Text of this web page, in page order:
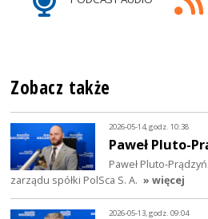
Zobacz także
2026-05-14, godz. 10:38
Paweł Pluto-
Paweł Pluto-
zarządu spółki PolSca S. A. » więcej
2026-05-13, godz. 09:04